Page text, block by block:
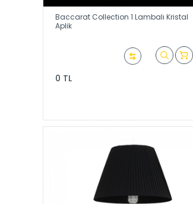
Baccarat Collection 1 Lambalı Kristal
Aplik
0 TL